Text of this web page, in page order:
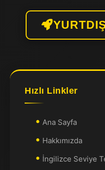
Hızlı Linkler
Ana Sayfa
Hakkımızda
İngilizce Seviye